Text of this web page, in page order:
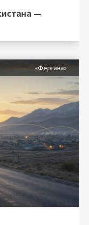
—
«Фергана»